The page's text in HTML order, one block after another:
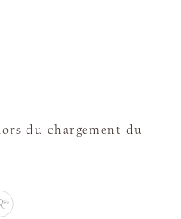
du chargement du